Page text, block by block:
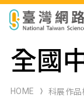
科展作品
科學研習
全國
HOME 科展作品